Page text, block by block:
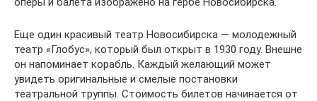
Еще один красивый театр Новосибирска — молодежный
театр «Глобус», который был открыт в 1930 году. Внешне
он напоминает корабль. Каждый желающий может
увидеть оригинальные и смелые постановки
театральной труппы. Стоимость билетов начинается от